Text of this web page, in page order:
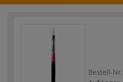
Bestell-Nr.